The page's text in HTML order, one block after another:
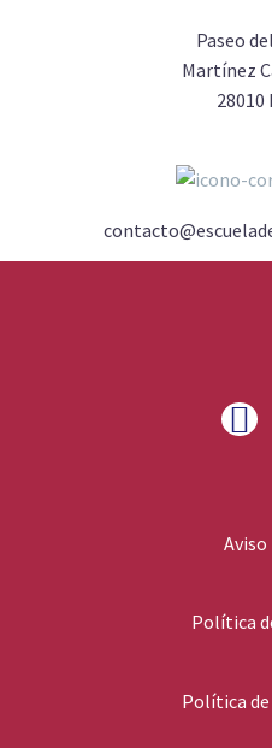
Paseo
Martínez
28010
Aviso
Política
Política